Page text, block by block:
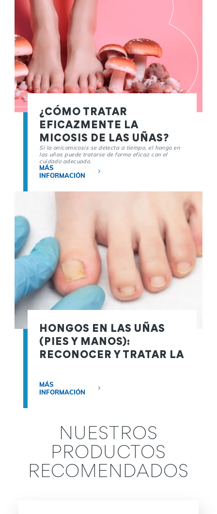
¿CÓMO TRATAR
EFICAZMENTE LA
MICOSIS DE LAS UÑAS?
Si la onicomicosis se detecta a tiempo, el hongo en
las uñas puede tratarse de forma eficaz con el
cuidado adecuado.
MÁS
INFORMACIÓN
HONGOS EN LAS UÑAS
(PIES Y MANOS):
RECONOCER Y TRATAR LA
MÁS
INFORMACIÓN
NUESTROS
PRODUCTOS
RECOMENDADOS